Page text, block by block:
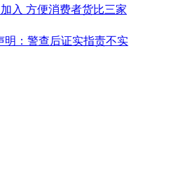
入 方便消费者货比三家
明：警查后证实指责不实